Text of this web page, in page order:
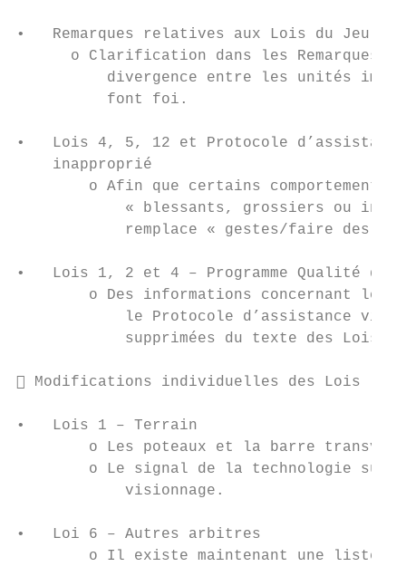
•   Remarques relatives aux Lois du Jeu
o Clarification dans les Remarques
divergence entre les unités
          font foi.
•   Lois 4, 5, 12 et Protocole
    inapproprié
o Afin que certains comportements
« blessants, grossiers ou
remplace « gestes/faire des
•   Lois 1, 2 et 4 – Programme Qualité de
o Des informations concernant le
le Protocole d’assistance
            supprimées du texte des Lois.
 Modifications individuelles des Lois
•   Lois 1 – Terrain
o Les poteaux et la barre
o Le signal de la technologie sur
            visionnage.
•   Loi 6 – Autres arbitres
o Il existe maintenant une liste